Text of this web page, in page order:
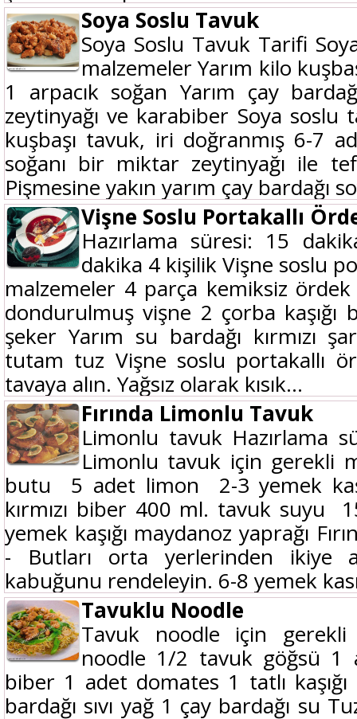
Soya Soslu Tavuk
Soya Soslu Tavuk Tarifi
malzemeler Yarım kilo
1 arpacık soğan Yarım çay
zeytinyağı ve karabiber Soya soslu
kuşbaşı tavuk, iri doğranmış 6-7
soğanı bir miktar zeytinyağı ile
Pişmesine yakın yarım çay bardağı
Vişne Soslu Portakallı
Hazırlama süresi: 15
dakika 4 kişilik Vişne soslu
malzemeler 4 parça kemiksiz
dondurulmuş vişne 2 çorba kaşığı
şeker Yarım su bardağı kırmızı
tutam tuz Vişne soslu portakallı
tavaya alın. Yağsız olarak kısık...
Fırında Limonlu Tavuk
Limonlu tavuk Hazırlama
Limonlu tavuk için gerekli
butu 5 adet limon 2-3 yemek
kırmızı biber 400 ml. tavuk suyu
yemek kaşığı maydanoz yaprağı
- Butları orta yerlerinden ikiye
kabuğunu rendeleyin. 6-8 yemek
Tavuklu Noodle
Tavuk noodle için
noodle 1/2 tavuk göğsü 1
biber 1 adet domates 1 tatlı
bardağı sıvı yağ 1 çay bardağı su